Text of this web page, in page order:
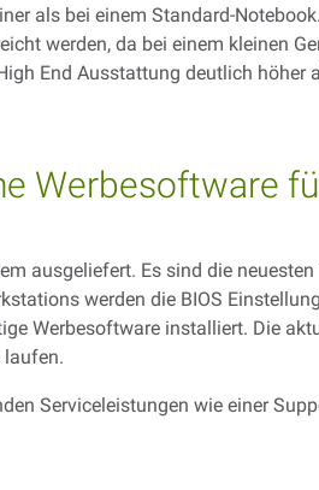
als bei einem Standard-
werden, da bei einem kleinen
End Ausstattung deutlich höher
Werbesoftware
ausgeliefert. Es sind die neuesten
werden die BIOS
Werbesoftware installiert. Die
laufen.
Serviceleistungen wie einer